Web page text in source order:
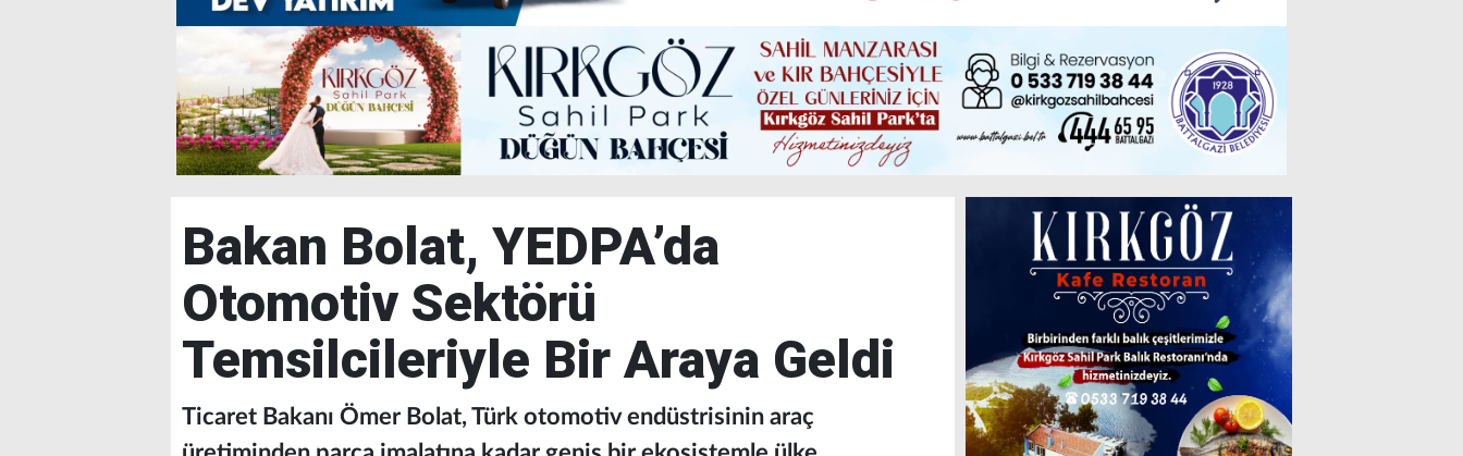
Bakan Bolat, YEDPA’da
Otomotiv Sektörü
Temsilcileriyle Bir Araya Geldi
Ticaret Bakanı Ömer Bolat, Türk otomotiv endüstrisinin araç